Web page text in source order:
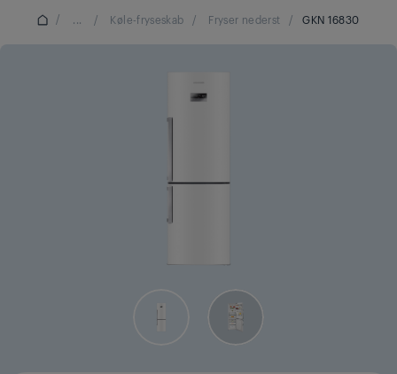
/ ... / Køle-fryseskab / Fryser nederst / GKN 16830